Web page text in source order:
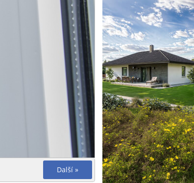
Další »